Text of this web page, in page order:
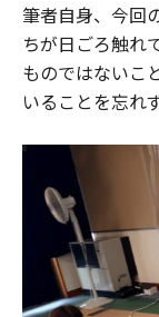
筆者自身、今回
ちが日ごろ触れ
ものではないこ
いることを忘れ